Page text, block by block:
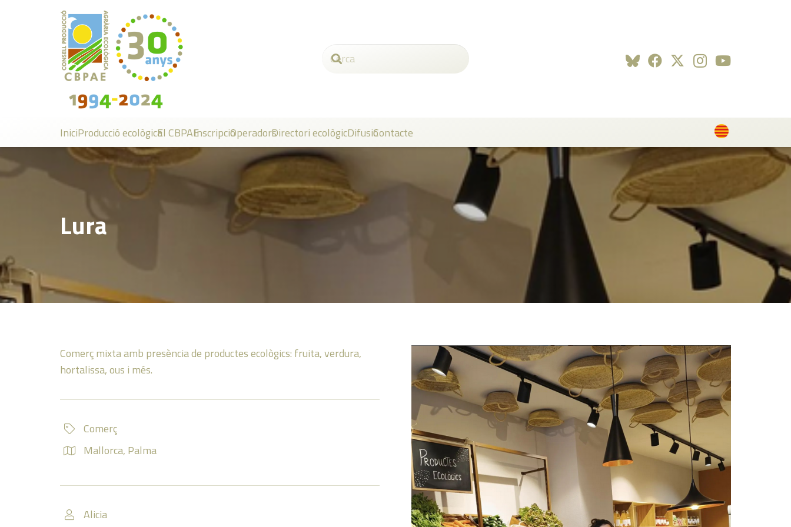
IniciProducció ecològicaEl CBPAEInscripcióOperadorsDirectori ecològicDifusióContacte
Lura
Comerç mixta amb presència de productes ecològics: fruita, verdura,
hortalissa, ous i més.
Comerç
Mallorca, Palma
Alicia